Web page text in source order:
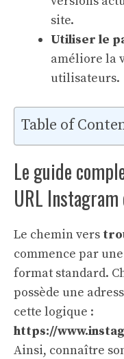
site.
Utiliser le
améliore la
utilisateurs.
Table of
Le guide
URL
Le chemin vers
commence par
format standard.
possède une
cette logique :
https://
Ainsi, connaître